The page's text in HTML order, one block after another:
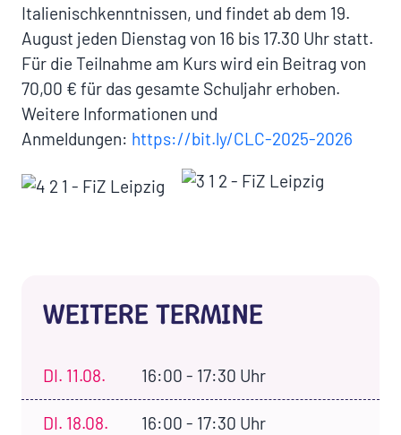
Italienischkenntnissen, und findet ab dem 19.
August jeden Dienstag von 16 bis 17.30 Uhr statt.
Für die Teilnahme am Kurs wird ein Beitrag von
70,00 € für das gesamte Schuljahr erhoben.
Weitere Informationen und
Anmeldungen: https://bit.ly/CLC-2025-2026
WEITERE TERMINE
DI. 11.08. 16:00 - 17:30 Uhr
DI. 18.08. 16:00 - 17:30 Uhr